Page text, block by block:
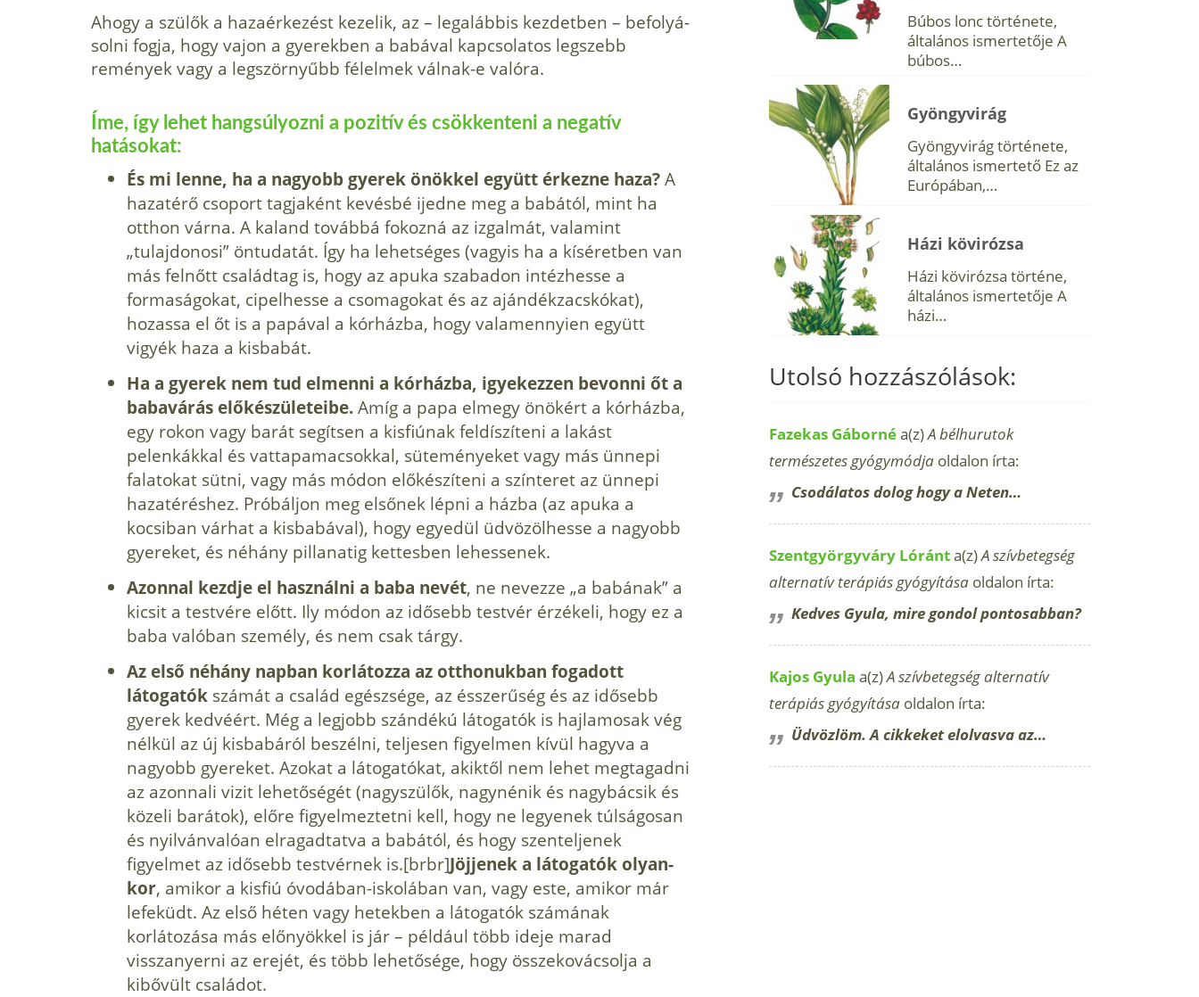
Ahogy a szülők a hazaérkezést keze­lik, az – legalábbis kezdetben – befolyá­
solni fogja, hogy vajon a gyerekben a babával kapcsolatos legszebb
remények vagy a legszörnyűbb félelmek válnak-e valóra.
Íme, így lehet hangsúlyozni a po­zitív és csökkenteni a negatív
hatásokat:
És mi lenne, ha a nagyobb gyerek önök­kel együtt érkezne haza?A
hazatérő cso­port tagjaként kevésbé ijedne meg a ba­bától, mint ha
otthon várna. A kaland továbbá fokozná az izgalmát, valamint
„tulajdonosi” öntudatát. Így ha lehetséges (vagyis ha a kíséretben van
más felnőtt családtag is, hogy az apuka szabadon in­tézhesse a
formaságokat, cipelhesse a cso­magokat és az ajándékzacskókat),
hozas­sa el őt is a papával a kórházba, hogy va­lamennyien együtt
vigyék haza a kisbabát.
Ha a gyerek nem tud elmenni a kór­házba, igyekezzen bevonni őt a
babavá­rás előkészületeibe.Amíg a papa elmegy önökért a kórházba,
egy rokon vagy barát segítsen a kisfiúnak feldíszíteni a lakást
pelenkákkal és vattapamacsokkal, süte­ményeket vagy más ünnepi
falatokat süt­ni, vagy más módon előkészíteni a szín­teret az ünnepi
hazatéréshez. Próbáljon meg elsőnek lépni a házba (az apuka a
kocsiban várhat a kisbabával), hogy egye­dül üdvözölhesse a nagyobb
gyereket, és néhány pillanatig kettesben lehessenek.
Azonnal kezdje el használni a baba nevét, ne nevezze „a babának” a
kicsit a testvére előtt. Ily módon az idősebb testvér érzékeli, hogy ez a
baba valóban személy, és nem csak tárgy.
Az első néhány napban korlátozza az otthonukban fogadott
látogatók számát a család egészsége, az ésszerűség és az idősebb
gyerek kedvéért. Még a legjobb szándékú látogatók is hajlamosak vég
nélkül az új kisbabáról beszélni, teljesen figyelmen kívül hagyva a
nagyobb gye­reket. Azokat a látogatókat, akiktől nem lehet megtagadni
az azonnali vizit lehe­tőségét (nagyszülők, nagynénik és nagy­bácsik és
közeli barátok), előre figyelmez­tetni kell, hogy ne legyenek túlságosan
és nyilvánvalóan elragadtatva a babától, és hogy szenteljenek
figyelmet az idősebb testvérnek is.[brbr]Jöjjenek a látogatók olyan­
kor, amikor a kisfiú óvodában-iskolában van, vagy este, amikor már
lefeküdt. Az első héten vagy hetekben a látogatók számának
korlátozása más előnyökkel is jár – például több ideje marad
visszanyer­ni az erejét, és több lehetősége, hogy összekovácsolja a
kibővült családot.
Búbos lonc története,
általános ismertetője A
búbos…
Gyöngyvirág
Gyöngyvirág története,
általános ismertető Ez az
Európában,…
Házi kövirózsa
Házi kövirózsa történe,
általános ismertetője A
házi…
Utolsó hozzászólások:
Fazekas Gábornéa(z)A bélhurutok
természetes gyógymódja oldalon írta:
Csodálatos dolog hogy a Neten…
Szentgyörgyváry Lóránta(z)A szívbetegség
alternatív terápiás gyógyítása oldalon írta:
Kedves Gyula, mire gondol pontosabban?
Kajos Gyula a(z)A szívbetegség alternatív
terápiás gyógyítása oldalon írta:
Üdvözlöm. A cikkeket elolvasva az…